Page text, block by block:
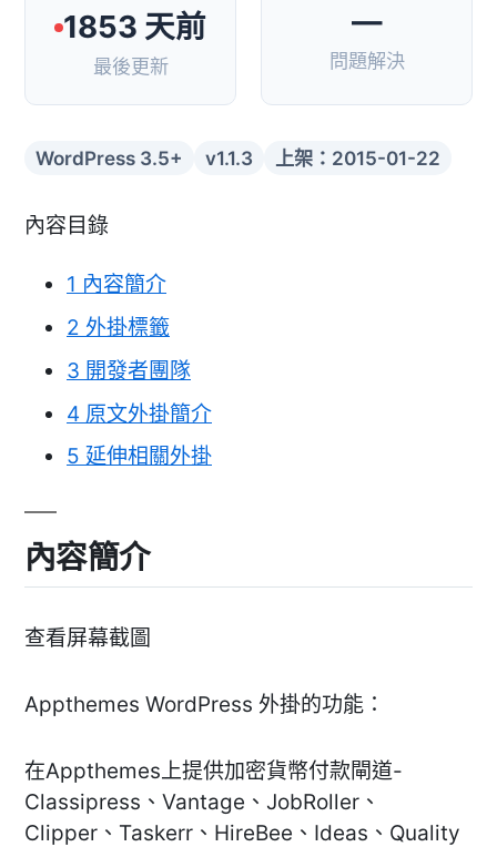
1853 天前
最後更新
—
問題解決
WordPress 3.5+ v1.1.3 上架：2015-01-22
內容目錄
1 內容簡介
2 外掛標籤
3 開發者團隊
4 原文外掛簡介
5 延伸相關外掛
內容簡介
查看屏幕截圖
Appthemes WordPress 外掛的功能：
在Appthemes上提供加密貨幣付款閘道-
Classipress、Vantage、JobRoller、
Clipper、Taskerr、HireBee、Ideas、Quality